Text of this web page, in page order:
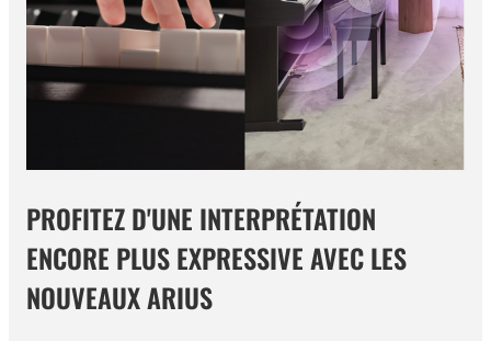
PROFITEZ D'UNE INTERPRÉTATION
ENCORE PLUS EXPRESSIVE AVEC LES
NOUVEAUX ARIUS